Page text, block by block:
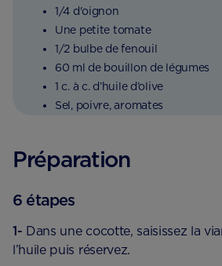
1/4 d'oignon
Une petite tomate
1/2 bulbe de fenouil
60 ml de bouillon de légumes
1 c. à c. d’huile d’olive
Sel, poivre, aromates
Préparation
6 étapes
1- Dans une cocotte, saisissez la
l’huile puis réservez.